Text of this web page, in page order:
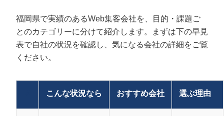
福岡県で実績のあるWeb集客会社を、目的・課題ご
とのカテゴリーに分けて紹介します。まずは下の早見
表で自社の状況を確認し、気になる会社の詳細をご覧
ください。
こんな状況なら おすすめ会社 選ぶ理由